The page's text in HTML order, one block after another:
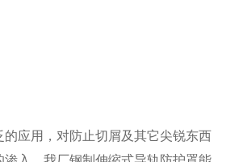
应用，对防止切屑及其它尖锐东西